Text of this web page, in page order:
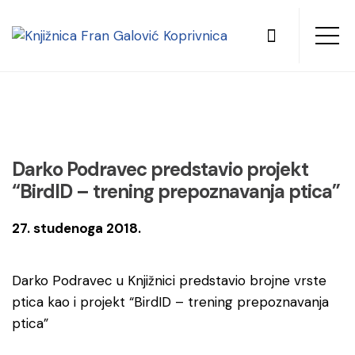
Darko Podravec predstavio projekt
“BirdID – trening prepoznavanja ptica”
27. studenoga 2018.
Darko Podravec u Knjižnici predstavio brojne vrste
ptica kao i projekt “BirdID – trening prepoznavanja
ptica”